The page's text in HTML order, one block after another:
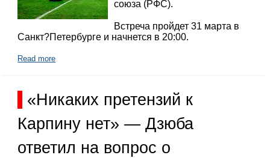
союза (РФС).
Встреча пройдет 31 марта в
Санкт?Петербурге и начнется в 20:00.
Read more
«Никаких претензий к
Карпину нет» — Дзюба
ответил на вопрос о